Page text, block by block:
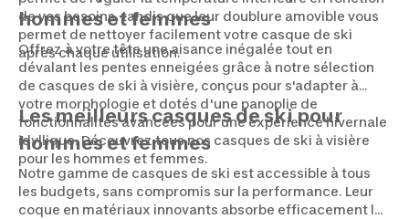
de vos besoins, tandis que leur doublure amovible vous
permet de nettoyer facilement votre casque de ski
après chaque utilisation.
hommes et femmes
Offrez à votre tête une aisance inégalée tout en
dévalant les pentes enneigées grâce à notre sélection
de casques de ski à visière, conçus pour s'adapter à
votre morphologie et dotés d'une panoplie de
fonctionnalités avancées pour une expérience hivernale
idyllique. Découvrez tous nos casques de ski à visière
pour les hommes et femmes.
Les meilleurs casques de ski pour
hommes et femmes
Notre gamme de casques de ski est accessible à tous
les budgets, sans compromis sur la performance. Leur
coque en matériaux innovants absorbe efficacement les